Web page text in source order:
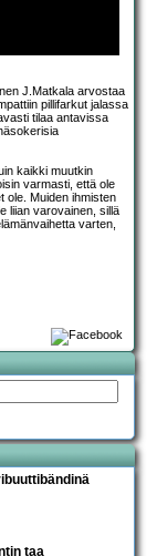
J.Matkala arvostaa
pillifarkut jalassa
tilaa antavissa
kaikki muutkin
varmasti, että ole
ole. Muiden ihmisten
liian varovainen, sillä
varten,
taa